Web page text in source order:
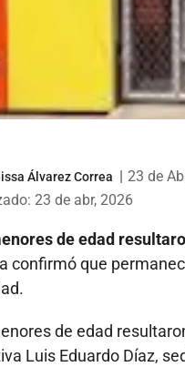
Álvarez Correa | 23 de
23 de abr, 2026
de edad
confirmó que
de edad
Luis Eduardo Díaz,